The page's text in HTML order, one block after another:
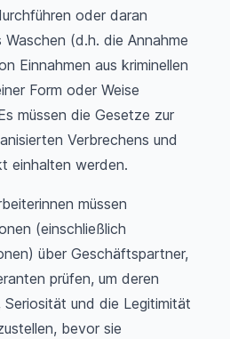
oder daran
(d.h. die Annahme
Einnahmen aus kriminellen
Form oder Weise
müssen die Gesetze zur
Verbrechens und
einhalten werden.
müssen
(einschließlich
über Geschäftspartner,
prüfen, um deren
und die Legitimität
bevor sie